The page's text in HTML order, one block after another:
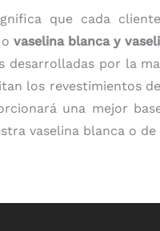
que cada
ovaselina blanca y
desarrolladas por la
los revestimientos
una mejor
vaselina blanca o de